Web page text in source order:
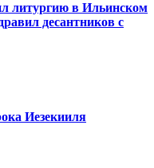
литургию в Ильинском
десантников с
Иезекииля